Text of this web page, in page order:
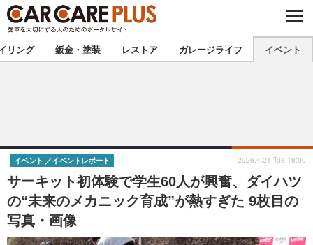
C
O
S
E
★カーケアプラス認定★ 厳選プロショップを地域から探す
甲信越 北陸
東海 関西
中国
リング 鈑金・塗装 レストア ガレージライフ イベント
サーキット初体験で学生60人が興奮、ダイハツ
の“未来のメカニック育成”が熱すぎた 9枚目の
写真・画像
イベント イベントレポート 2026.4.21 Tue 18:00